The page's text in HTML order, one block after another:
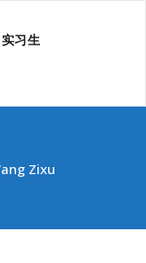
实习生
Zixu